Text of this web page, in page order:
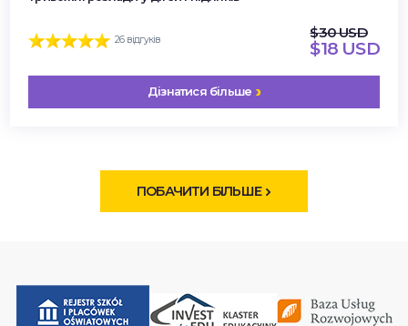
26 відгуків $30 USD
$18 USD
Дізнатися більше
ПОБАЧИТИ БІЛЬШЕ